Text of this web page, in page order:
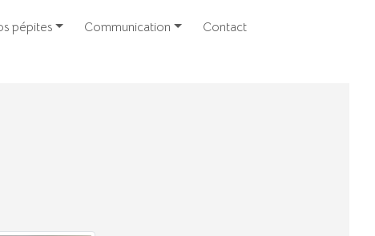
pépites Communication Contact